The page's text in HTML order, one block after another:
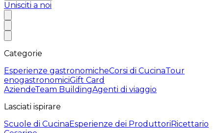
Unisciti a noi
Categorie
Esperienze gastronomicheCorsi di CucinaTour
enogastronomiciGift Card
AziendeTeam BuildingAgenti di viaggio
Lasciati ispirare
Scuole di CucinaEsperienze dei ProduttoriRicettario